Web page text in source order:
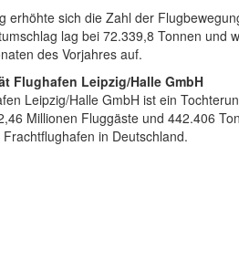
erhöhte sich die Zahl der
lag bei 72.339,8 Tonnen und
des Vorjahres auf.
Flughafen Leipzig/Halle GmbH
Leipzig/Halle GmbH ist ein
Millionen Fluggäste und 442.406
in Deutschland.